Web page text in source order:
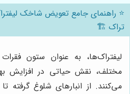
⭐️ راهنمای جامع تعویض شاخک
تراک 🏗️
لیفتراک‌ها، به عنوان ستون
مختلف، نقش حیاتی در افزایش
می‌کنند. از انبارهای شلوغ گرفته